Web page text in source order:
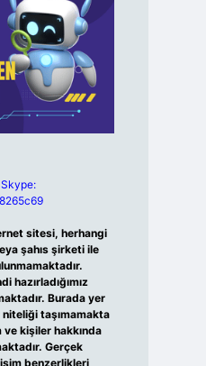
Skype:
sitesi, herhangi
şahıs şirketi ile
hazırladığımız
Burada yer
taşımamakta
kişiler hakkında
Gerçek
benzerlikleri